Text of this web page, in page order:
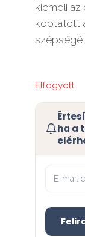
kiemeli az
koptatott
Elfogyott
ha a